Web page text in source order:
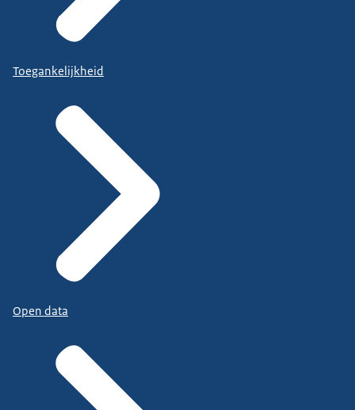
Toegankelijkheid
Open data